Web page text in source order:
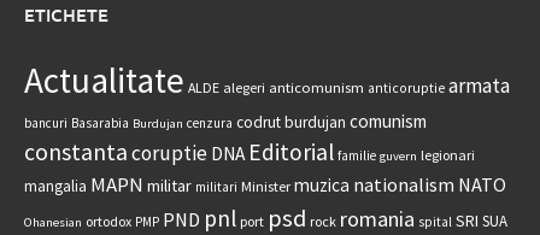
ETICHETE
Actualitate ALDE alegeri anticomunism anticoruptie armata
bancuri Basarabia Burdujan cenzura codrut burdujan comunism
constantacoruptie DNA Editorial familie guvern legionari
mangalia MAPN militar militari Minister muzica nationalism NATO
Ohanesian ortodox PMP PND pnl port psd rock romania spital SRI SUA